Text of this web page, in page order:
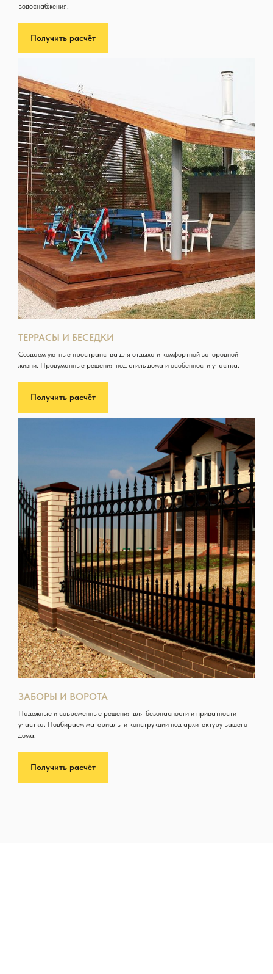
водоснабжения.
Получить расчёт
ТЕРРАСЫ И БЕСЕДКИ
Создаем уютные пространства для отдыха и комфортной загородной
жизни. Продуманные решения под стиль дома и особенности участка.
Получить расчёт
ЗАБОРЫ И ВОРОТА
Надежные и современные решения для безопасности и приватности
участка. Подбираем материалы и конструкции под архитектуру вашего
дома.
Получить расчёт